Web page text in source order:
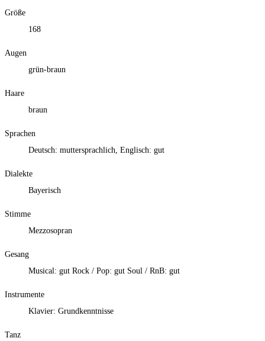
Größe
168
Augen
grün-braun
Haare
braun
Sprachen
Deutsch: muttersprachlich, Englisch: gut
Dialekte
Bayerisch
Stimme
Mezzosopran
Gesang
Musical: gut Rock / Pop: gut Soul / RnB: gut
Instrumente
Klavier: Grundkenntnisse
Tanz